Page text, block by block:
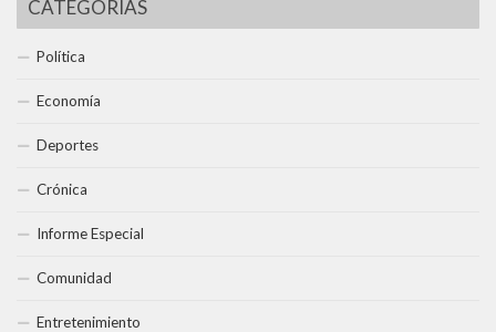
CATEGORÍAS
Política
Economía
Deportes
Crónica
Informe Especial
Comunidad
Entretenimiento